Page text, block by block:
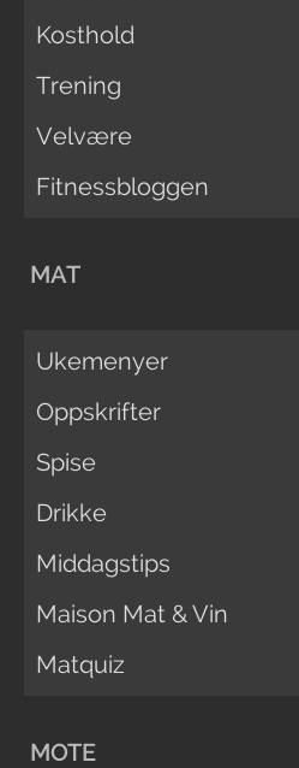
Kosthold
Trening
Velvære
Fitnessbloggen
MAT
Ukemenyer
Oppskrifter
Spise
Drikke
Middagstips
Maison Mat & Vin
Matquiz
MOTE